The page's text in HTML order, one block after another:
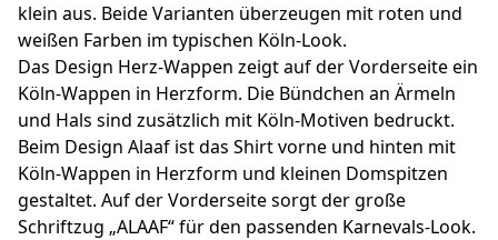
klein aus. Beide Varianten überzeugen mit roten und
weißen Farben im typischen Köln-Look.
Das Design Herz-Wappen zeigt auf der Vorderseite ein
Köln-Wappen in Herzform. Die Bündchen an Ärmeln
und Hals sind zusätzlich mit Köln-Motiven bedruckt.
Beim Design Alaaf ist das Shirt vorne und hinten mit
Köln-Wappen in Herzform und kleinen Domspitzen
gestaltet. Auf der Vorderseite sorgt der große
Schriftzug „ALAAF“ für den passenden Karnevals-Look.